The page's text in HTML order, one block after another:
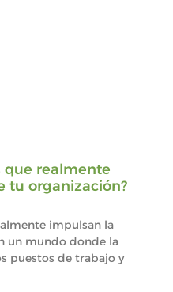
que realmente
tu organización?
impulsan la
un mundo donde la
puestos de trabajo y